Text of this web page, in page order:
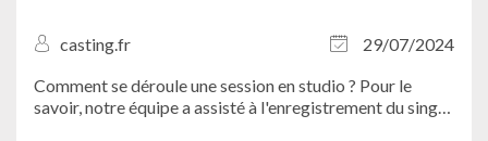
casting.fr
29/07/2024
Comment se déroule une session en studio ? Pour le
savoir, notre équipe a assisté à l'enregistrement du single